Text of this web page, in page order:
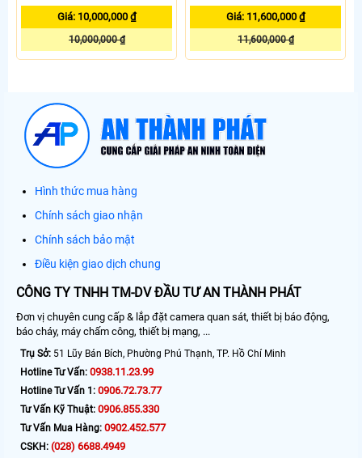
Giá: 10,000,000 ₫
10,000,000 ₫
Giá: 11,600,000 ₫
11,600,000 ₫
Hình thức mua hàng
Chính sách giao nhận
Chính sách bảo mật
Điều kiện giao dịch chung
CÔNG TY TNHH TM-DV ĐẦU TƯ AN THÀNH PHÁT
Đơn vị chuyên cung cấp & lắp đặt camera quan sát, thiết bị báo động,
báo cháy, máy chấm công, thiết bị mạng, ...
Trụ Sở: 51 Lũy Bán Bích, Phường Phú Thạnh, TP. Hồ Chí Minh
Hotline Tư Vấn: 0938.11.23.99
Hotline Tư Vấn 1: 0906.72.73.77
Tư Vấn Kỹ Thuật: 0906.855.330
Tư Vấn Mua Hàng: 0902.452.577
CSKH: (028) 6688.4949